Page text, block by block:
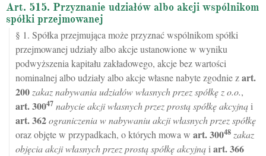
Art. 515. Przyznanie udziałów albo akcji wspólnikom
spółki przejmowanej
§ 1. Spółka przejmująca może przyznać wspólnikom spółki
przejmowanej udziały albo akcje ustanowione w wyniku
podwyższenia kapitału zakładowego, akcje bez wartości
nominalnej albo udziały albo akcje własne nabyte zgodnie zart.
200 zakaz nabywania udziałów własnych przez spółkę z o.o.,
art.30047 nabycie akcji własnych przez prostą spółkę akcyjną i
art.362ograniczenia w nabywaniu akcji własnych przez spółkę
oraz objęte w przypadkach, o których mowa w art.30048 zakaz
objęcia akcji własnych przez prostą spółkę akcyjną i art.366